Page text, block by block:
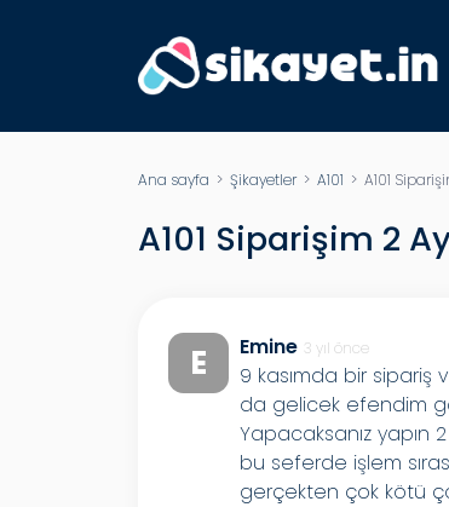
Ana sayfa > Şikayetler> A101 > A101
A101 Siparişim 2
E Emine 3 yıl önce
9 kasımda bir sipariş
da gelicek efendim
Yapacaksanız yapın
bu seferde işlem
gerçekten çok kötü